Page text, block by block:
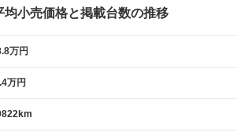
均小売価格と掲載台数の推移
万円
万円